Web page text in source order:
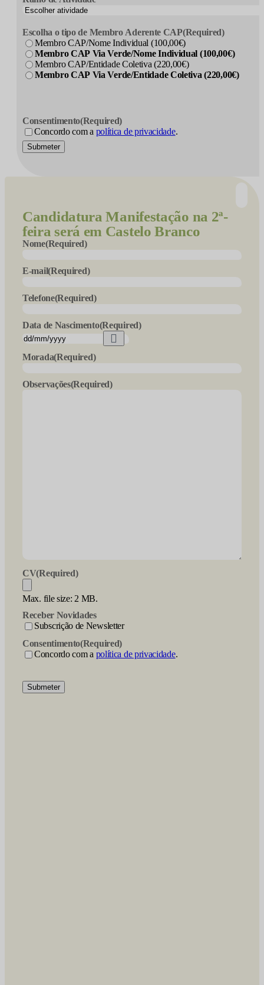
Escolha o tipo de Membro Aderente CAP(Required)
Membro CAP/Nome Individual (100,00€)
Membro CAP Via Verde/Nome Individual (100,00€)
Membro CAP/Entidade Coletiva (220,00€)
Membro CAP Via Verde/Entidade Coletiva (220,00€)
Consentimento(Required)
Concordo com a política de privacidade.
Submeter
CandidaturaManifestação na 2ª-
feira será em Castelo Branco
Nome(Required)
E-mail(Required)
Telefone(Required)
Data de Nascimento(Required)
Morada(Required)
Observações(Required)
CV(Required)
Max. file size: 2 MB.
Receber Novidades
Subscrição de Newsletter
Consentimento(Required)
Concordo com a política de privacidade.
Submeter